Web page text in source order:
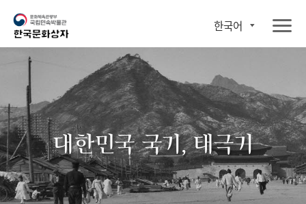
한국어
대한민국 국기, 태극기